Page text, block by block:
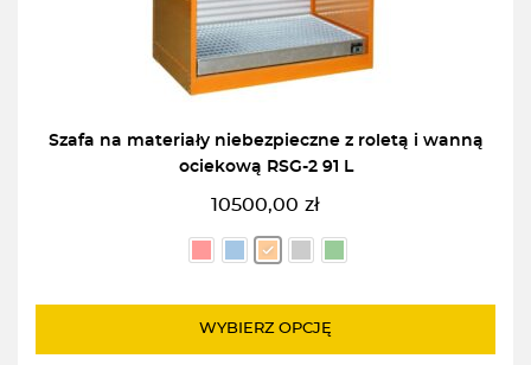
Szafa na materiały niebezpieczne z roletą i wanną
ociekową RSG-2 91 L
10500,00 zł
WYBIERZ OPCJĘ